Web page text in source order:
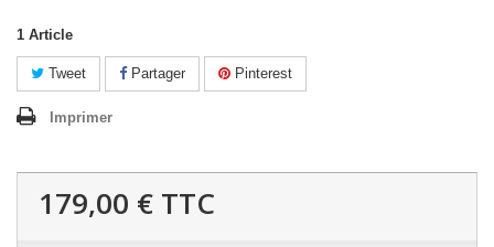
1 Article
Tweet Partager Pinterest
Imprimer
179,00 € TTC